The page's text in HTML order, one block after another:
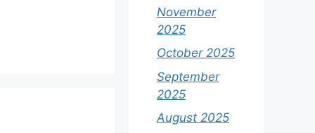
November
2025
October 2025
September
2025
August 2025